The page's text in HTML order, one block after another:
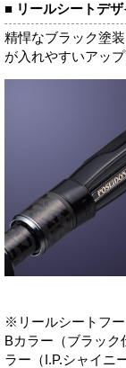
■ リールシートデザ
精悍なブラック塗
が入れやすいアップ
※リールシートフ
Bカラー（ブラッ
ラー（I.P.シャイニ